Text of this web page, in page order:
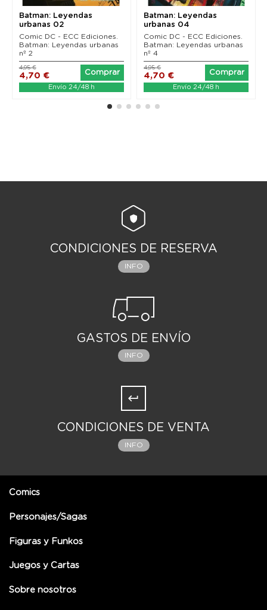
Batman: Leyendas
urbanas 02
Comic DC - ECC Ediciones.
Batman: Leyendas urbanas
nº 2
4,70 €
4,95 €
Comprar
Envío 24/48 h
Batman: Leyendas
urbanas 04
Comic DC - ECC Ediciones.
Batman: Leyendas urbanas
nº 4
4,70 €
4,95 €
Comprar
Envío 24/48 h
CONDICIONES DE RESERVA
INFO
GASTOS DE ENVÍO
INFO
CONDICIONES DE VENTA
INFO
Comics
Personajes/Sagas
Figuras y Funkos
Juegos y Cartas
Sobre nosotros